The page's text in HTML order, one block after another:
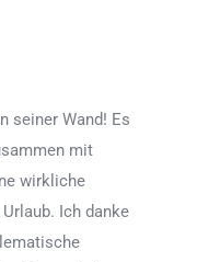
seiner Wand! Es
mit
wirkliche
Ich danke